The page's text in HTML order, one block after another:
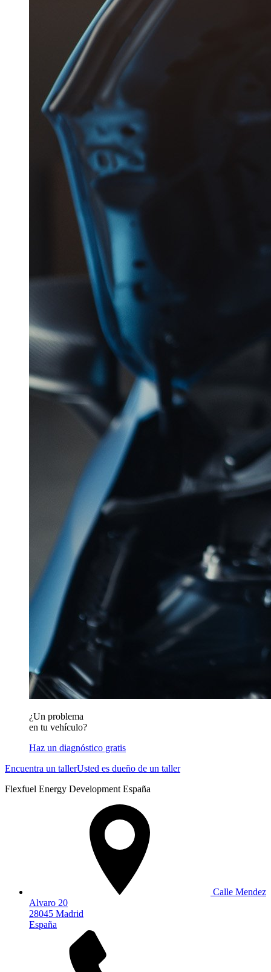
¿Un problema
en tu vehículo?
Haz un diagnóstico gratis
Encuentra un tallerUsted es dueño de un taller
Flexfuel Energy Development España
Calle Mendez
Alvaro 20
28045 Madrid
España